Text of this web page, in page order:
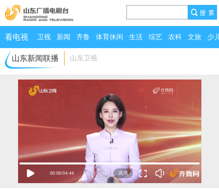
看电视 卫视 新闻 齐鲁 体育休闲 生活 综艺 农科 文旅 少
山东新闻联播 山东卫视
00:00/04:44